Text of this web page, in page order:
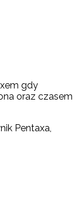
gdy
oraz czasem
Pentaxa,